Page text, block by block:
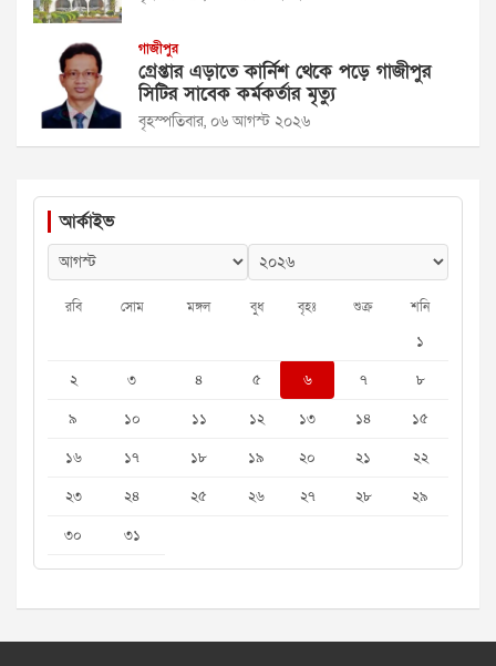
গাজীপুর
গ্রেপ্তার এড়াতে কার্নিশ থেকে পড়ে গাজীপুর
সিটির সাবেক কর্মকর্তার মৃত্যু
বৃহস্পতিবার, ০৬ আগস্ট ২০২৬
আর্কাইভ
রবি সোম মঙ্গল বুধ বৃহঃ শুক্র শনি
১
২
৩ ৪ ৫ ৬ ৭
৮
৯
১০ ১১ ১২ ১৩ ১৪
১৫
১৬
১৭ ১৮ ১৯ ২০ ২১
২২
২৩
২৪ ২৫ ২৬ ২৭ ২৮
২৯
৩০
৩১